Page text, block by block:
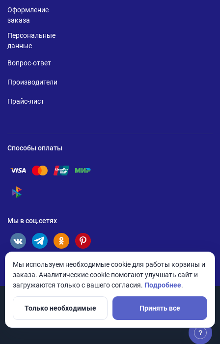
Оформление
заказа
Персональные
данные
Вопрос-ответ
Производители
Прайс-лист
Способы оплаты
Помощь по оплате Visa
Помощь по оплате Mastercard
Помощь по оплате UnionPay
Помощь по оплате Мир
Помощь по оплате СБП
Мы в соц.сетях
© 2026 ANDPRO / ООО «АНД-Системс»
?
Мы используем необходимые cookie для работы корзины и
заказа. Аналитические cookie помогают улучшать сайт и
загружаются только с вашего согласия. Подробнее.
Только необходимые Принять все